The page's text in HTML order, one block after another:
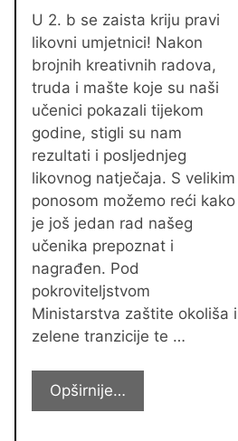
U 2. b se zaista kriju pravi
likovni umjetnici! Nakon
brojnih kreativnih radova,
truda i mašte koje su naši
učenici pokazali tijekom
godine, stigli su nam
rezultati i posljednjeg
likovnog natječaja. S velikim
ponosom možemo reći kako
je još jedan rad našeg
učenika prepoznat i
nagrađen. Pod
pokroviteljstvom
Ministarstva zaštite okoliša i
zelene tranzicije te …
Opširnije…
DRUGI